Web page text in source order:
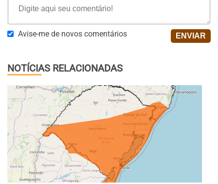
Avise-me de novos comentários
NOTÍCIAS RELACIONADAS